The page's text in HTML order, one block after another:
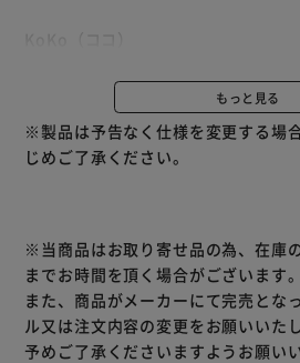
＝ニーットゥラが発表。
すっきりとしたシェイプデザインで
が良い。
明るいカラーで食卓が賑やかになる
サラダやフルーツ、ちょっとしたサ
いサイズ。
もっと見る
※製品は予告なく仕様を変更する場
じめご了承ください。
※当商品はお取り寄せ品の為、在庫
までお時間を頂く場合がございます。
また、商品がメーカーにて完売とな
ル又は注文内容の変更をお願いいた
予めご了承くださいますようお願い